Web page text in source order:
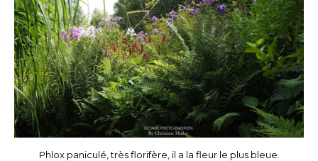
Phlox paniculé, très florifère, il a la fleur le plus bleue.